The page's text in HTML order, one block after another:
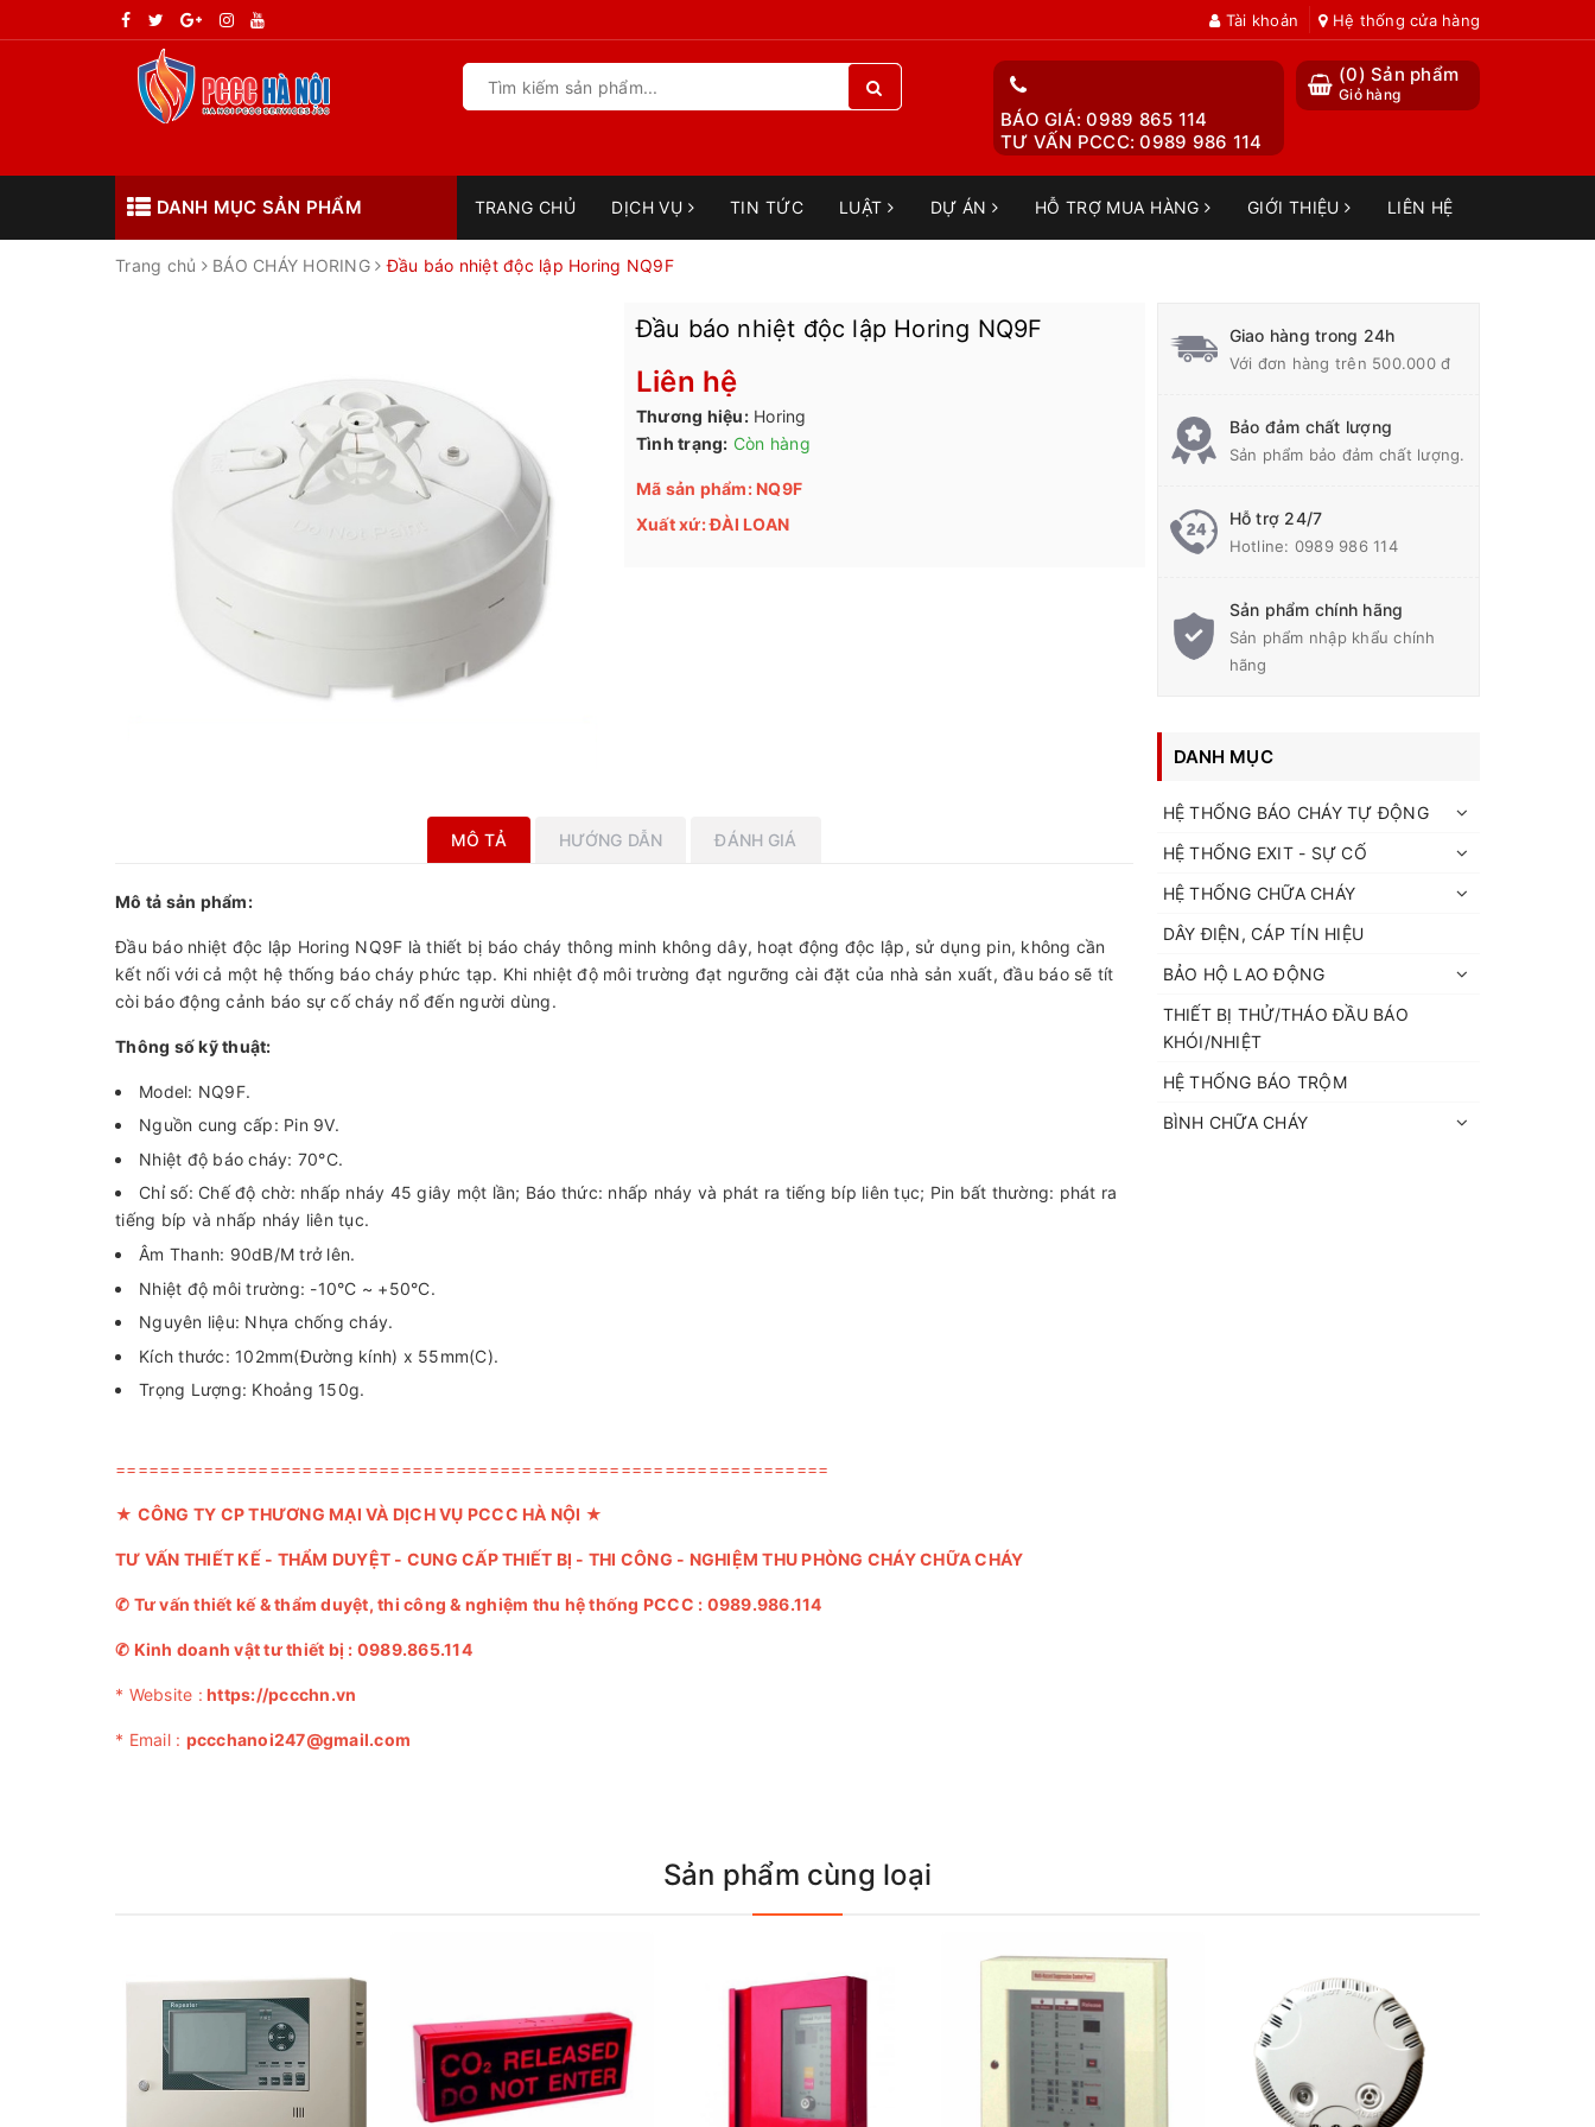
Tài khoản Hệ thống cửa hàng
(0) Sản phẩm
Giỏ hàng
BÁO GIÁ: 0989 865 114
TƯ VẤN PCCC: 0989 986 114
DANH MỤC SẢN PHẨM TRANG CHỦ DỊCH VỤ TIN TỨC LUẬT DỰ ÁN HỖ TRỢ MUA HÀNG GIỚI THIỆU LIÊN HỆ
Trang chủ BÁO CHÁY HORING Đầu báo nhiệt độc lập Horing NQ9F
Đầu báo nhiệt độc lập Horing NQ9F
Liên hệ
Thương hiệu: Horing
Tình trạng: Còn hàng
Mã sản phẩm: NQ9F
Xuất xứ: ĐÀI LOAN
MÔ TẢ HƯỚNG DẪN ĐÁNH GIÁ
Mô tả sản phẩm:
Đầu báo nhiệt độc lập Horing NQ9F là thiết bị báo cháy thông minh không dây, hoạt động độc lập, sử dụng pin, không cần
kết nối với cả một hệ thống báo cháy phức tạp. Khi nhiệt độ môi trường đạt ngưỡng cài đặt của nhà sản xuất, đầu báo sẽ tít
còi báo động cảnh báo sự cố cháy nổ đến người dùng.
Thông số kỹ thuật:
Model: NQ9F.
Nguồn cung cấp: Pin 9V.
Nhiệt độ báo cháy: 70°C.
Chỉ số: Chế độ chờ: nhấp nháy 45 giây một lần; Báo thức: nhấp nháy và phát ra tiếng bíp liên tục; Pin bất thường: phát ra
tiếng bíp và nhấp nháy liên tục.
Âm Thanh: 90dB/M trở lên.
Nhiệt độ môi trường: -10°C ~ +50°C.
Nguyên liệu: Nhựa chống cháy.
Kích thước: 102mm(Đường kính) x 55mm(C).
Trọng Lượng: Khoảng 150g.
=================================================================
★ CÔNG TY CP THƯƠNG MẠI VÀ DỊCH VỤ PCCC HÀ NỘI ★
TƯ VẤN THIẾT KẾ - THẨM DUYỆT - CUNG CẤP THIẾT BỊ - THI CÔNG - NGHIỆM THU PHÒNG CHÁY CHỮA CHÁY
✆ Tư vấn thiết kế & thẩm duyệt, thi công & nghiệm thu hệ thống PCCC : 0989.986.114
✆ Kinh doanh vật tư thiết bị : 0989.865.114
* Website : https://pccchn.vn
* Email : pccchanoi247@gmail.com
Giao hàng trong 24h
Với đơn hàng trên 500.000 đ
Bảo đảm chất lượng
Sản phẩm bảo đảm chất lượng.
Hỗ trợ 24/7
Hotline: 0989 986 114
Sản phẩm chính hãng
Sản phẩm nhập khẩu chính
hãng
DANH MỤC
HỆ THỐNG BÁO CHÁY TỰ ĐỘNG
HỆ THỐNG EXIT - SỰ CỐ
HỆ THỐNG CHỮA CHÁY
DÂY ĐIỆN, CÁP TÍN HIỆU
BẢO HỘ LAO ĐỘNG
THIẾT BỊ THỬ/THÁO ĐẦU BÁO
KHÓI/NHIỆT
HỆ THỐNG BÁO TRỘM
BÌNH CHỮA CHÁY
Sản phẩm cùng loại